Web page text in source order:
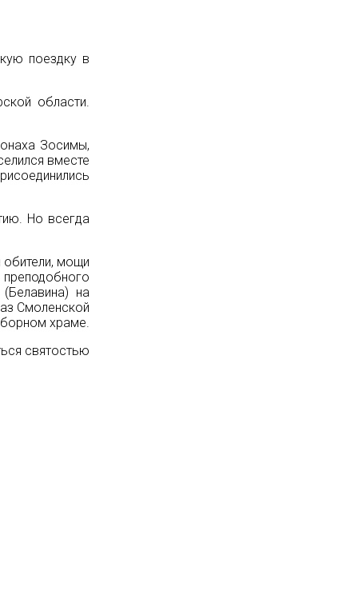
поездку в
области.
Зосимы,
вместе
Но всегда
мощи
на
Смоленской
храме.
святостью